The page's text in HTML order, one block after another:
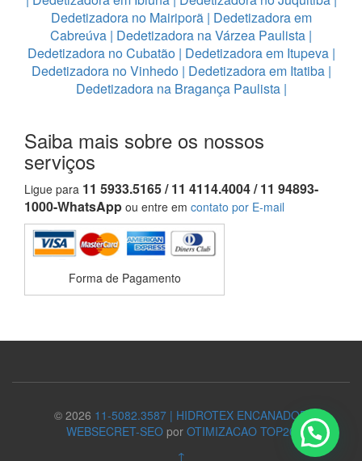
Dedetizadora no Mairiporã| Dedetizadora em
Cabreúva | Dedetizadora na Várzea Paulista |
Dedetizadora no Cubatão| Dedetizadora em Itupeva|
Dedetizadora no Vinhedo| Dedetizadora em Itatiba|
Dedetizadora na Bragança Paulista|
Saiba mais sobre os nossos
serviços
Ligue para 11 5933.5165 / 11 4114.4004 / 11 94893-
1000-WhatsApp ou entre em contato por E-mail
Forma de Pagamento
© 2026 11-5082.3587 | HIDROTEX ENCANADOR
WEBSECRET-SEO por OTIMIZACAO TOP20
↑